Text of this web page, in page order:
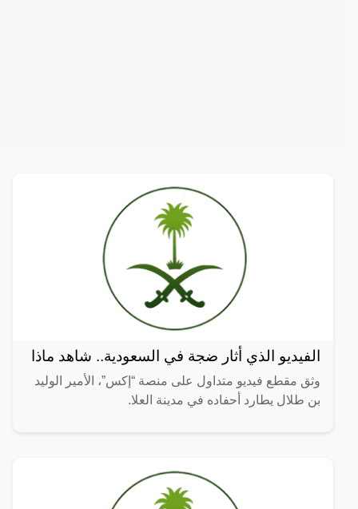
الفيديو الذي أثار ضجة في السعودية.. شاهد ماذا
وثق مقطع فيديو متداول على منصة “إكس”، الأمير الوليد
بن طلال يطارد أحفاده في مدينة العلا.